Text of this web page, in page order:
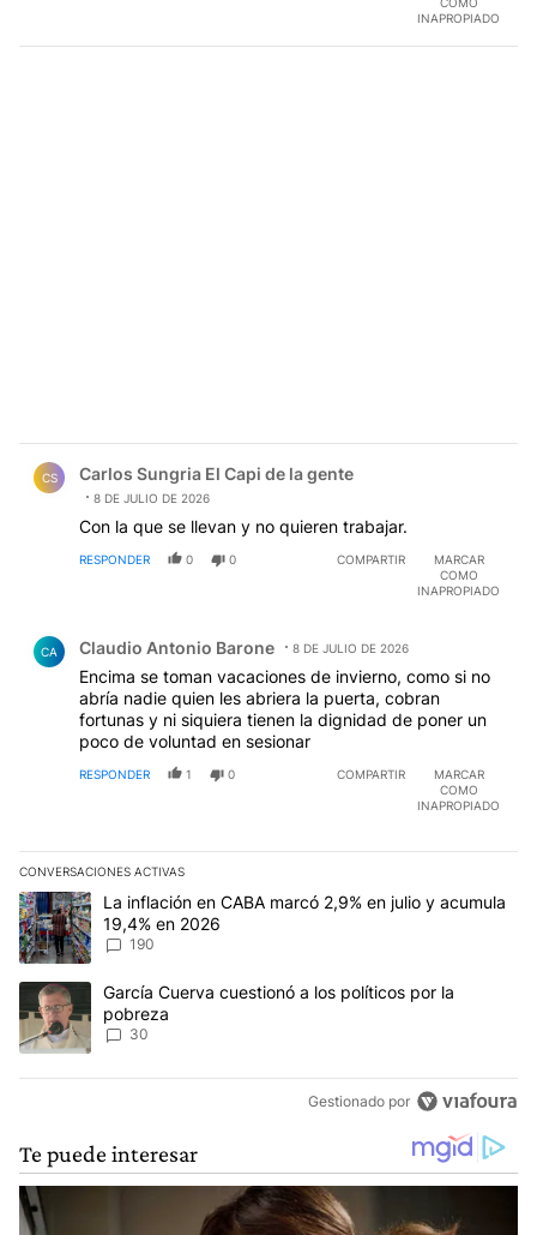
INAPROPIADO
CS Carlos Sungria El Capi de la gente
8 DE JULIO DE 2026
Con la que se llevan y no quieren trabajar.
RESPONDER 0 0 COMPARTIR
MARCAR
COMO
INAPROPIADO
CA Claudio Antonio Barone 8 DE JULIO DE 2026
Encima se toman vacaciones de invierno, como si no
abría nadie quien les abriera la puerta, cobran
fortunas y ni siquiera tienen la dignidad de poner un
poco de voluntad en sesionar
RESPONDER 1 0 COMPARTIR
MARCAR
COMO
INAPROPIADO
CONVERSACIONES ACTIVAS
Este listado muestra los artículos con más comentarios en los
Un artículo de tendencia con el título "La inflación en CABA
La inflación en CABA marcó 2,9% en julio y acumula
19,4% en 2026
190
Un artículo de tendencia con el título "García Cuerva cuestionó
García Cuerva cuestionó a los políticos por la
pobreza
30
Gestionado por